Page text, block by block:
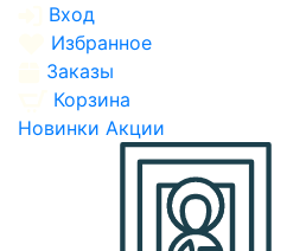
Вход
Избранное
Заказы
Корзина
Новинки Акции